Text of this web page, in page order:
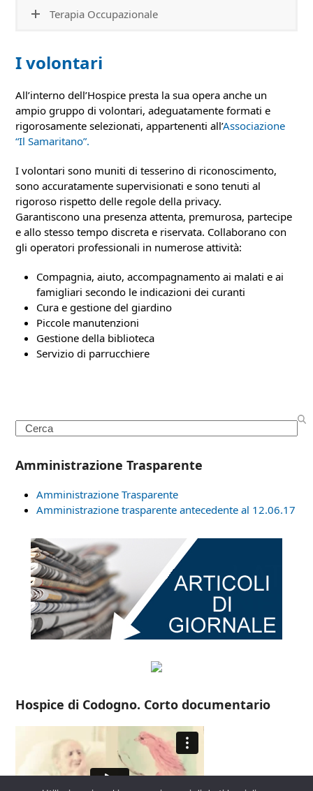
Terapia Occupazionale
I volontari
All’interno dell’Hospice presta la sua opera anche un
ampio gruppo di volontari, adeguatamente formati e
rigorosamente selezionati, appartenenti all’Associazione
“Il Samaritano”.
I volontari sono muniti di tesserino di riconoscimento,
sono accuratamente supervisionati e sono tenuti al
rigoroso rispetto delle regole della privacy.
Garantiscono una presenza attenta, premurosa, partecipe
e allo stesso tempo discreta e riservata. Collaborano con
gli operatori professionali in numerose attività:
Compagnia, aiuto, accompagnamento ai malati e ai
famigliari secondo le indicazioni dei curanti
Cura e gestione del giardino
Piccole manutenzioni
Gestione della biblioteca
Servizio di parrucchiere
Search
Amministrazione Trasparente
Amministrazione Trasparente
Amministrazione trasparente antecedente al 12.06.17
Hospice di Codogno. Corto documentario